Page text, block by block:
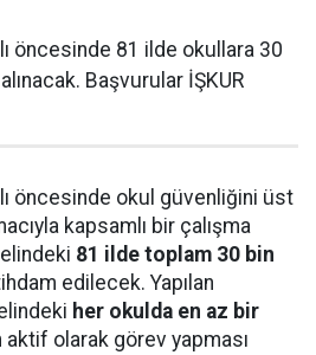
öncesinde 81 ilde okullara 30
Başvurular İŞKUR
öncesinde okul güvenliğini üst
kapsamlı bir çalışma
81 ilde toplam 30 bin
edilecek. Yapılan
her okulda en az bir
aktif olarak görev yapması